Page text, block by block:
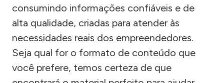
consumindo informações confiáveis e de
alta qualidade, criadas para atender às
necessidades reais dos empreendedores.
Seja qual for o formato de conteúdo que
você prefere, temos certeza de que